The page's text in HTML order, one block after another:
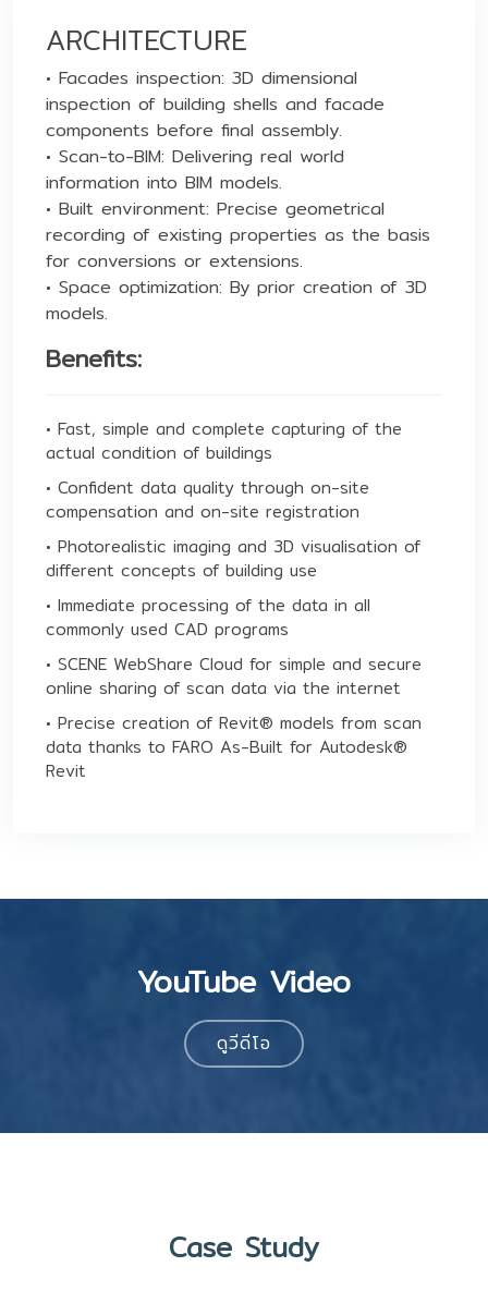
ARCHITECTURE
• Facades inspection: 3D dimensional
inspection of building shells and facade
components before final assembly.
• Scan-to-BIM: Delivering real world
information into BIM models.
• Built environment: Precise geometrical
recording of existing properties as the basis
for conversions or extensions.
• Space optimization: By prior creation of 3D
models.
Benefits:
• Fast, simple and complete capturing of the
actual condition of buildings
• Confident data quality through on-site
compensation and on-site registration
• Photorealistic imaging and 3D visualisation of
different concepts of building use
• Immediate processing of the data in all
commonly used CAD programs
• SCENE WebShare Cloud for simple and secure
online sharing of scan data via the internet
• Precise creation of Revit® models from scan
data thanks to FARO As-Built for Autodesk®
Revit
YouTube Video
ดูวีดีโอ
Case Study